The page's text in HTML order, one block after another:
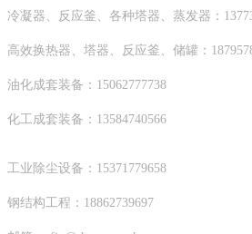
冷凝器、反应釜、各种塔器、蒸发器：
高效换热器、塔器、反应釜、储罐：
油化成套装备：15062777738
化工成套装备：13584740566
工业除尘设备：15371779658
钢结构工程：18862739697